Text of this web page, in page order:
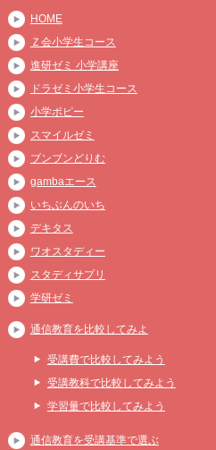
HOME
Ｚ会小学生コース
進研ゼミ 小学講座
ドラゼミ小学生コース
小学ポピー
スマイルゼミ
ブンブンどりむ
gambaエース
いちぶんのいち
デキタス
ワオスタディー
スタディサプリ
学研ゼミ
通信教育を比較してみよ
受講費で比較してみよう
受講教科で比較してみよう
学習量で比較してみよう
通信教育を受講基準で選ぶ